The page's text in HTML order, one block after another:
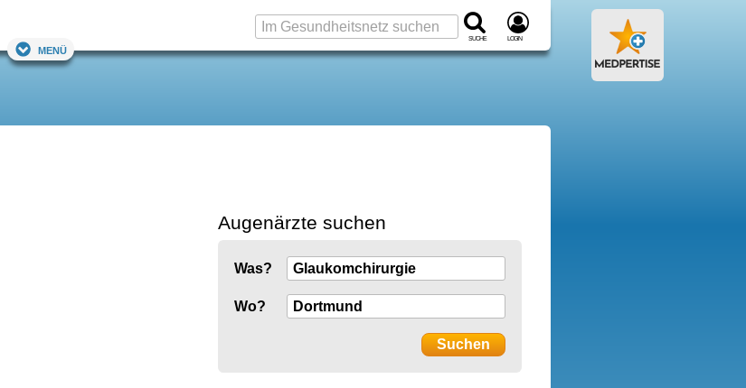
Suche Login
Menü
Augenärzte suchen
Was?
Wo?